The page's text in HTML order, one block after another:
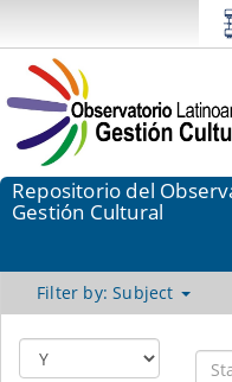
Repositorio del
Gestión Cultural
Filter by: Subject